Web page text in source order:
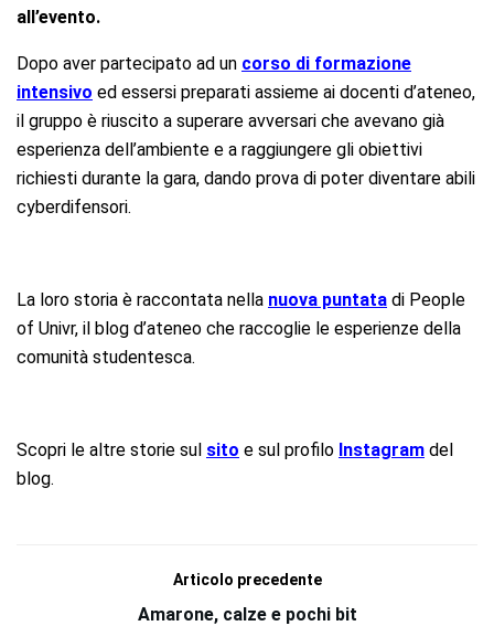
all’evento.
Dopo aver partecipato ad un corso di formazione
intensivo ed essersi preparati assieme ai docenti d’ateneo,
il gruppo è riuscito a superare avversari che avevano già
esperienza dell’ambiente e a raggiungere gli obiettivi
richiesti durante la gara, dando prova di poter diventare abili
cyberdifensori.
La loro storia è raccontata nella nuova puntata di People
of Univr, il blog d’ateneo che raccoglie le esperienze della
comunità studentesca.
Scopri le altre storie sul sito e sul profilo Instagram del
blog.
Articolo precedente
Amarone, calze e pochi bit